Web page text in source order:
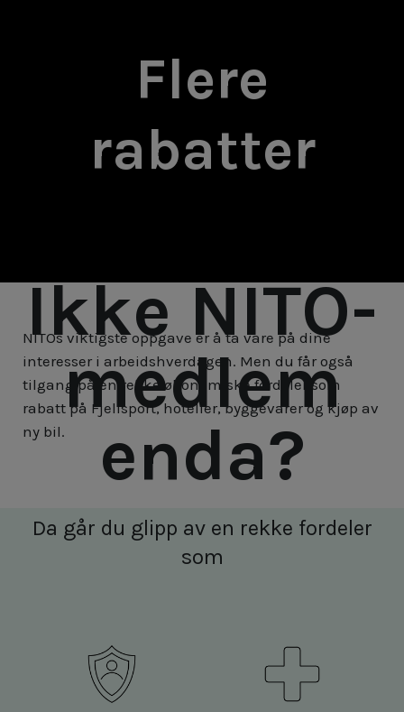
Flere
rabatter
NITOs viktigste oppgave er å ta vare på dine
interesser i arbeidshverdagen. Men du får også
tilgang på en rekke økonomiske fordeler som
rabatt på Fjellsport, hoteller, byggevarer og kjøp av
ny bil.
Ikke NITO-
medlem
enda?
Da går du glipp av en rekke fordeler
som